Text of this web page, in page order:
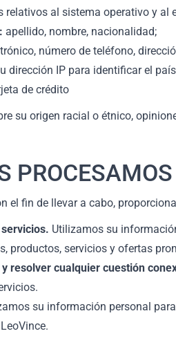
relativos al sistema operativo y al
apellido, nombre, nacionalidad;
número de teléfono,
dirección IP para identificar el
de crédito
su origen racial o étnico,
el fin de llevar a cabo,
Utilizamos su
productos, servicios y ofertas
resolver cualquier cuestión
su información personal